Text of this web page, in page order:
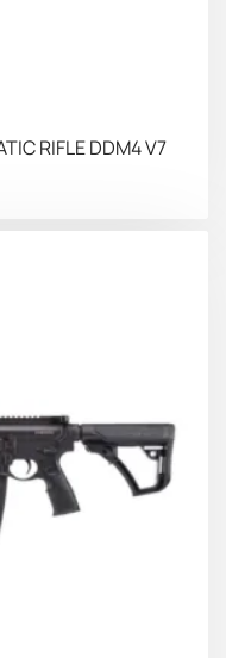
RIFLE DDM4 V7